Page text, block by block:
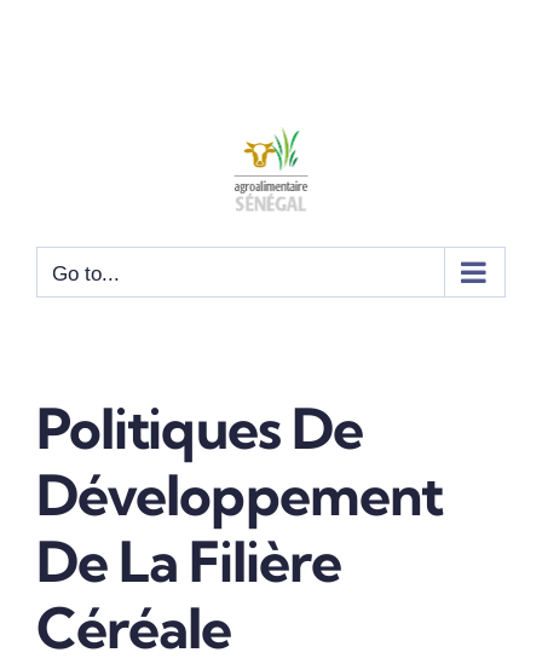
Go to...
Politiques De
Développement
De La Filière
Céréale